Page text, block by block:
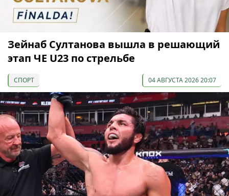
Зейнаб Султанова вышла в решающий
этап ЧЕ U23 по стрельбе
СПОРТ 04 АВГУСТА 2026 20:07